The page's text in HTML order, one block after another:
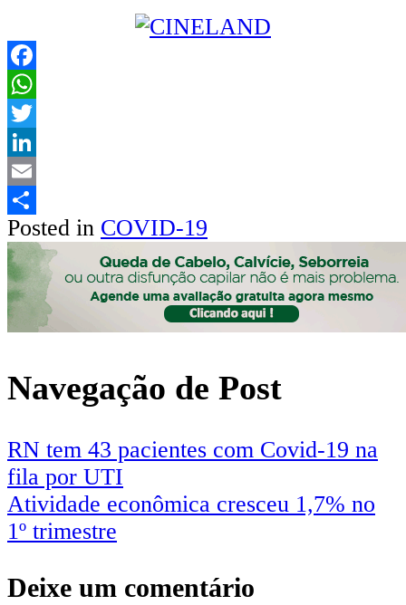
Facebook
WhatsApp
Twitter
LinkedIn
Email
Share
Posted in COVID-19
Navegação de Post
RN tem 43 pacientes com Covid-19 na
fila por UTI
Atividade econômica cresceu 1,7% no
1º trimestre
Deixe um comentário